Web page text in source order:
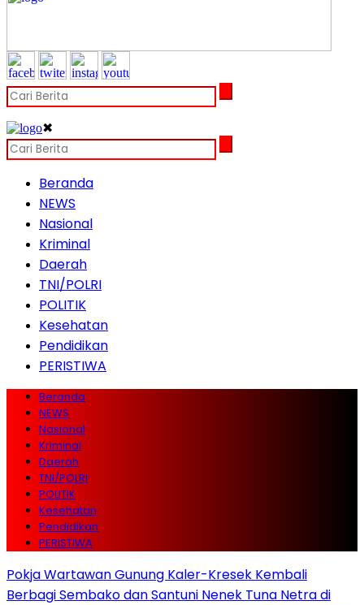
✖
Beranda
NEWS
Nasional
Kriminal
Daerah
TNI/POLRI
POLITIK
Kesehatan
Pendidikan
PERISTIWA
Beranda
NEWS
Nasional
Kriminal
Daerah
TNI/POLRI
POLITIK
Kesehatan
Pendidikan
PERISTIWA
Pokja Wartawan Gunung Kaler-Kresek Kembali
Berbagi Sembako dan Santuni Nenek Tuna Netra di